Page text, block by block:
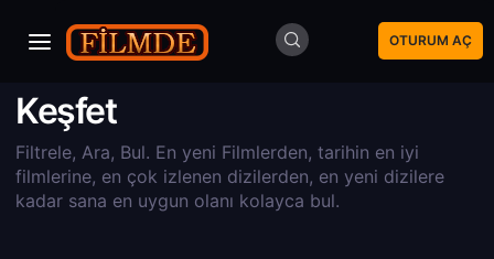
OTURUM AÇ
Keşfet
Filtrele, Ara, Bul. En yeni Filmlerden, tarihin en iyi
filmlerine, en çok izlenen dizilerden, en yeni dizilere
kadar sana en uygun olanı kolayca bul.